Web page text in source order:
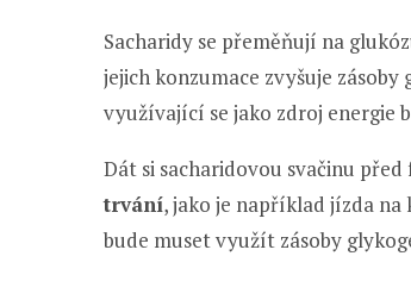
Sacharidy se přeměňují na
jejich konzumace zvyšuje
využívající se jako zdroj energie
Dát si sacharidovou svačinu
trvání, jako je například jízda
bude muset využít zásoby